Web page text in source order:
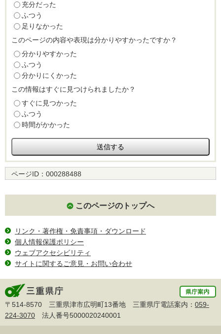
充分だった
ふつう
足りなかった
このページの内容や表現は分かりやすかったですか？
分かりやすかった
ふつう
分かりにくかった
この情報はすぐに見つけられましたか？
すぐに見つかった
ふつう
時間がかかった
ページID： 000288488
このページのトップへ
リンク・著作権・免責事項・ダウンロード
個人情報保護ポリシー
ウェブアクセシビリティ
サイトに関するご意見・お問い合わせ
〒514-8570 三重県津市広明町13番地 三重県庁電話案内： 059-
224-3070 法人番号5000020240001